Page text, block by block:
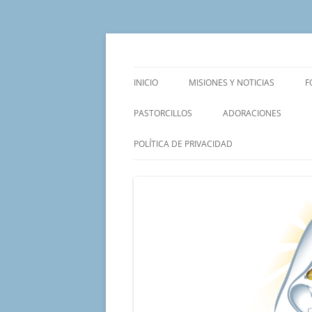
Saltar
INICIO MISIONES Y NOTICIAS
PASTORCILLOS ADORACIONES
POLÍTICA DE PRIVACIDAD